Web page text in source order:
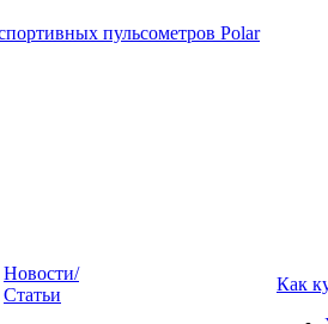
Новости/
Статьи
Как